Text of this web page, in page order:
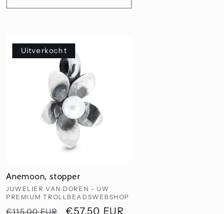
Uitverkocht
Anemoon, stopper
Verkoper:
JUWELIER VAN DOREN - UW
PREMIUM TROLLBEADSWEBSHOP
Normale
€115,00 EUR Aanbiedingsprijs
€57,50 EUR